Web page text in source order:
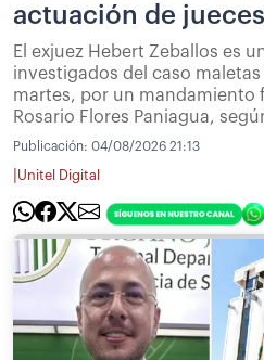
actuación de
El exjuez Hebert Zeballos es
investigados del caso
martes, por un mandamiento
Rosario Flores Paniagua,
Publicación: 04/08/2026 21:13
Unitel Digital